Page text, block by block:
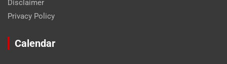
Disclaimer
Privacy Policy
Calendar